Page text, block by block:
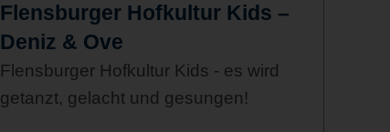
Flensburger Hofkultur Kids –
Deniz & Ove
Flensburger Hofkultur Kids - es wird
getanzt, gelacht und gesungen!